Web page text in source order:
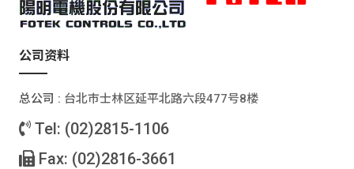
公司资料
总公司 : 台北巿士林区延平北路六段477号8楼
Tel: (02)2815-1106
Fax: (02)2816-3661